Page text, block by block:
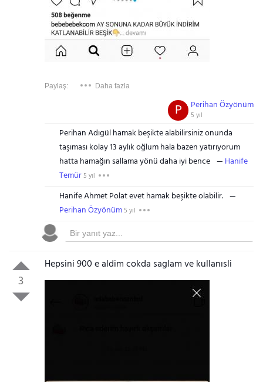
Paylaş: Daha fazla
Perihan Özyönüm
5 yıl
P
Perihan Adıgül hamak beşikte alabilirsiniz onunda
taşıması kolay 13 aylık oğlum hala bazen yatırıyorum
hatta hamağın sallama yönü daha iyi bence
Hanife
Temür5 yıl
Hanife Ahmet Polat evet hamak beşikte olabilir.
Perihan Özyönüm5 yıl
3
Hepsini 900 e aldim cokda saglam ve kullanısli